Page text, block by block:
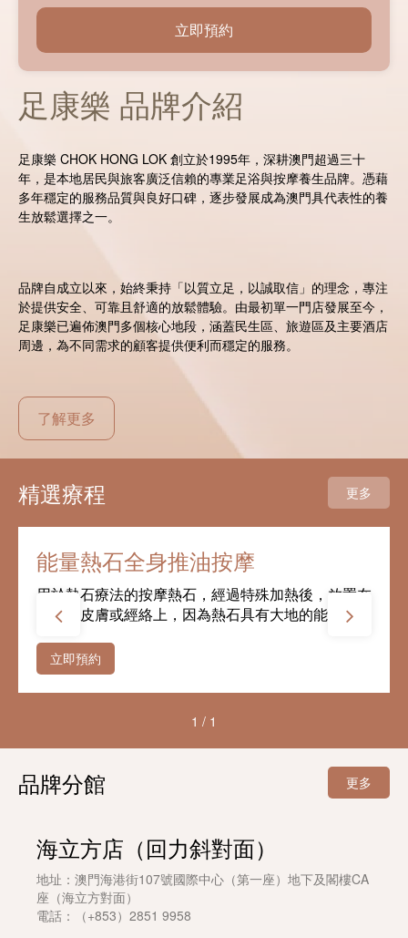
立即預約
足康樂 品牌介紹
足康樂 CHOK HONG LOK 創立於1995年，深耕澳門超過三十
年，是本地居民與旅客廣泛信賴的專業足浴與按摩養生品牌。憑藉
多年穩定的服務品質與良好口碑，逐步發展成為澳門具代表性的養
生放鬆選擇之一。
品牌自成立以來，始終秉持「以質立足，以誠取信」的理念，專注
於提供安全、可靠且舒適的放鬆體驗。由最初單一門店發展至今，
足康樂已遍佈澳門多個核心地段，涵蓋民生區、旅遊區及主要酒店
周邊，為不同需求的顧客提供便利而穩定的服務。
了解更多
精選療程 更多
能量熱石全身推油按摩
用於熱石療法的按摩熱石，經過特殊加熱後，放置在
人体的皮膚或經絡上，因為熱石具有大地的能量，作
熱力不斷地輸入體內，再經由反射穴點的傳導，對肌
肉組織及關節具有...
立即預約
1 / 1
品牌分館 更多
海立方店（回力斜對面）
地址：澳門海港街107號國際中心（第一座）地下及閣樓CA
座（海立方對面）
電話：（+853）2851 9958